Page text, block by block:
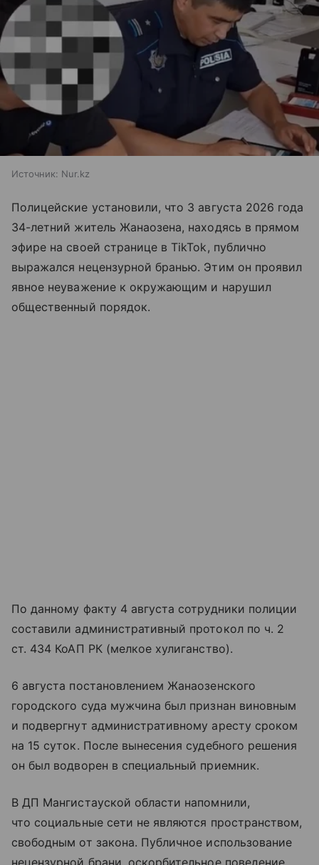
Источник: Nur.kz
Полицейские установили, что 3 августа 2026 года
34-летний житель Жанаозена, находясь в прямом
эфире на своей странице в TikTok, публично
выражался нецензурной бранью. Этим он проявил
явное неуважение к окружающим и нарушил
общественный порядок.
По данному факту 4 августа сотрудники полиции
составили административный протокол по ч. 2
ст. 434 КоАП РК (мелкое хулиганство).
6 августа постановлением Жанаозенского
городского суда мужчина был признан виновным
и подвергнут административному аресту сроком
на 15 суток. После вынесения судебного решения
он был водворен в специальный приемник.
В ДП Мангистауской области напомнили,
что социальные сети не являются пространством,
свободным от закона. Публичное использование